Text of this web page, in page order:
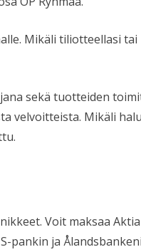
Mikäli tiliotteellasi
sekä tuotteiden
velvoitteista. Mikäli
Voit maksaa
pankin ja